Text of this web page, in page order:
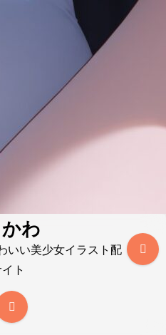
わ
いい美少女イラスト配
ト